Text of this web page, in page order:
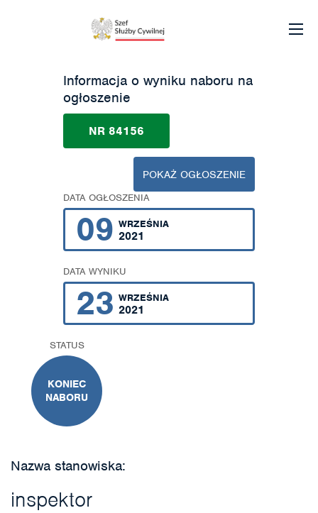
Informacja o wyniku naboru na
ogłoszenie
NR 84156
POKAŻ OGŁOSZENIE
DATA OGŁOSZENIA
09 WRZEŚNIA
2021
DATA WYNIKU
23 WRZEŚNIA
2021
STATUS
KONIEC
NABORU
Nazwa stanowiska:
inspektor